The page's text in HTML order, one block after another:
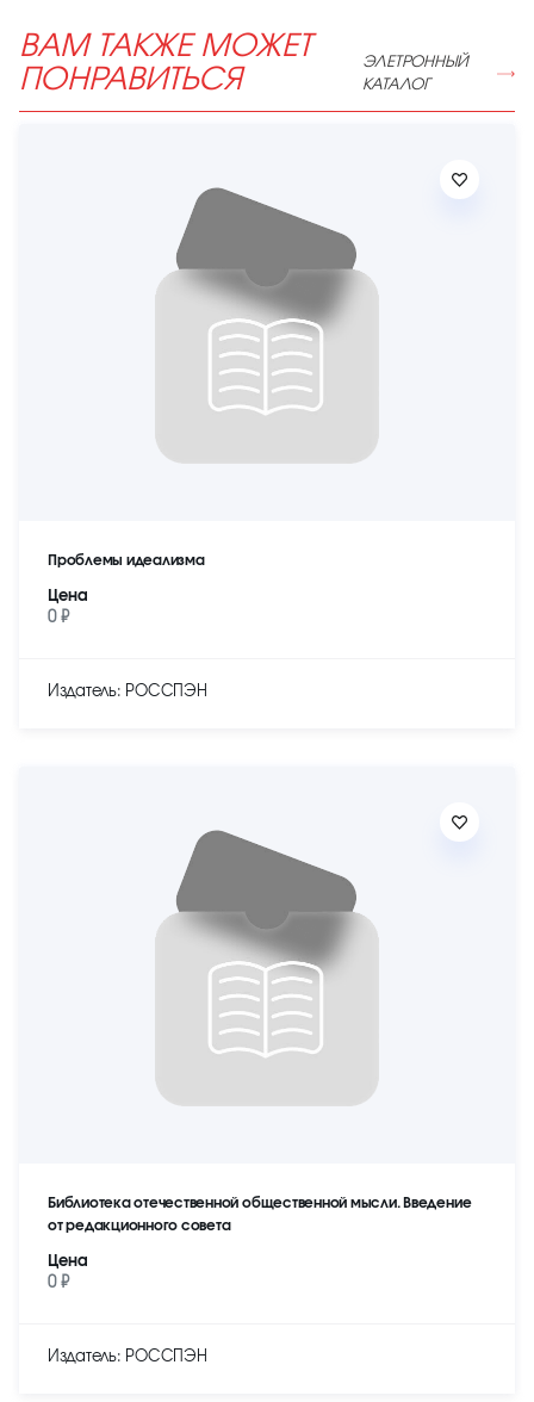
ВАМ ТАКЖЕ МОЖЕТ
ПОНРАВИТЬСЯ
ЭЛЕТРОННЫЙ
КАТАЛОГ
Проблемы идеализма
Цена
0 ₽
Издатель: РОССПЭН
Библиотека отечественной общественной мысли. Введение
от редакционного совета
Цена
0 ₽
Издатель: РОССПЭН